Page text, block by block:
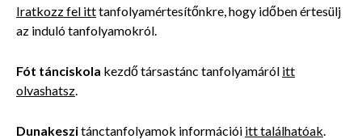
Iratkozz fel itttanfolyamértesítőnkre, hogy időben értesülj
az induló tanfolyamokról.
Fót tánciskola kezdő társastánc tanfolyamáról itt
olvashatsz.
Dunakeszitánctanfolyamok információi itt találhatóak.